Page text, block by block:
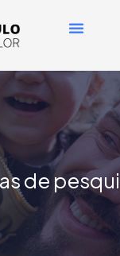
Menu
de